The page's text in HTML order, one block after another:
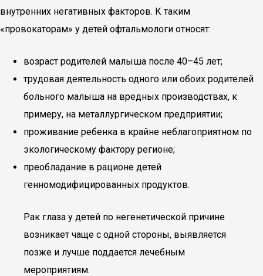
внутренних негативных факторов. К таким
«провокаторам» у детей офтальмологи относят:
возраст родителей малыша после 40–45 лет;
трудовая деятельность одного или обоих родителей
больного малыша на вредных производствах, к
примеру, на металлургическом предприятии;
проживание ребенка в крайне неблагоприятном по
экологическому фактору регионе;
преобладание в рационе детей
генномодифицированных продуктов.
Рак глаза у детей по негенетической причине
возникает чаще с одной стороны, выявляется
позже и лучше поддается лечебным
мероприятиям.